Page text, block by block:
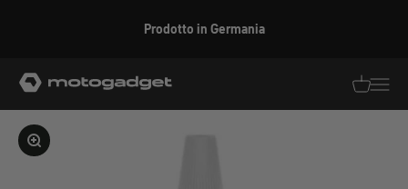
Prodotto in Germania
motogadget GmbH
Ingrandire l'immagine